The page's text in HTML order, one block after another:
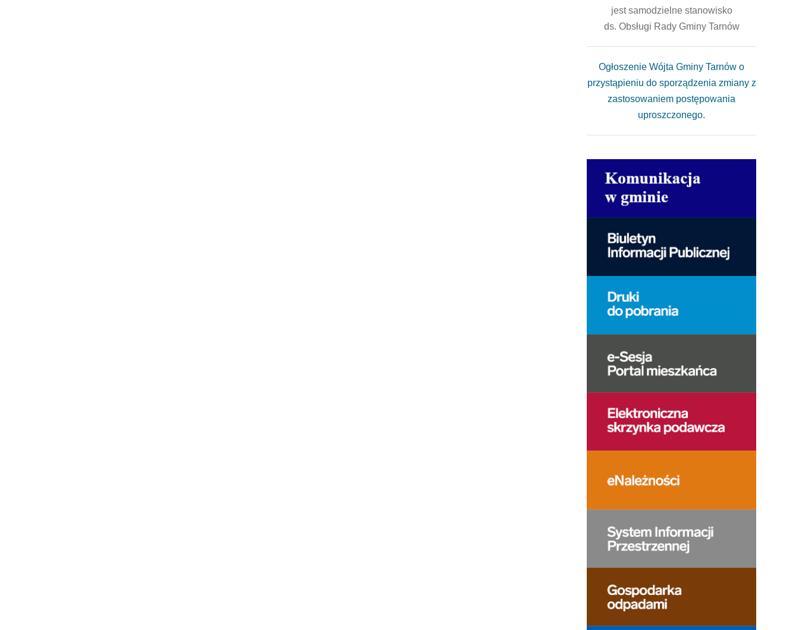
jest samodzielne stanowisko
ds. Obsługi Rady Gminy Tarnów
Ogłoszenie Wójta Gminy Tarnów o
przystąpieniu do sporządzenia zmiany z
zastosowaniem postępowania
uproszczonego.